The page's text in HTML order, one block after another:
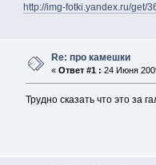
http://img-fotki.yandex.ru/get/
Re: про камешки
«Ответ #1 : 24 Июня
Трудно сказать что это за